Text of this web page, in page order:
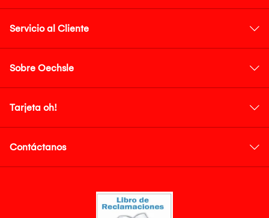
Servicio al Cliente
Sobre Oechsle
Tarjeta oh!
Contáctanos